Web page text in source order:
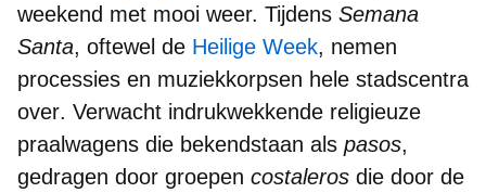
weekend met mooi weer. Tijdens Semana
Santa, oftewel de Heilige Week, nemen
processies en muziekkorpsen hele stadscentra
over. Verwacht indrukwekkende religieuze
praalwagens die bekendstaan als pasos,
gedragen door groepen costaleros die door de